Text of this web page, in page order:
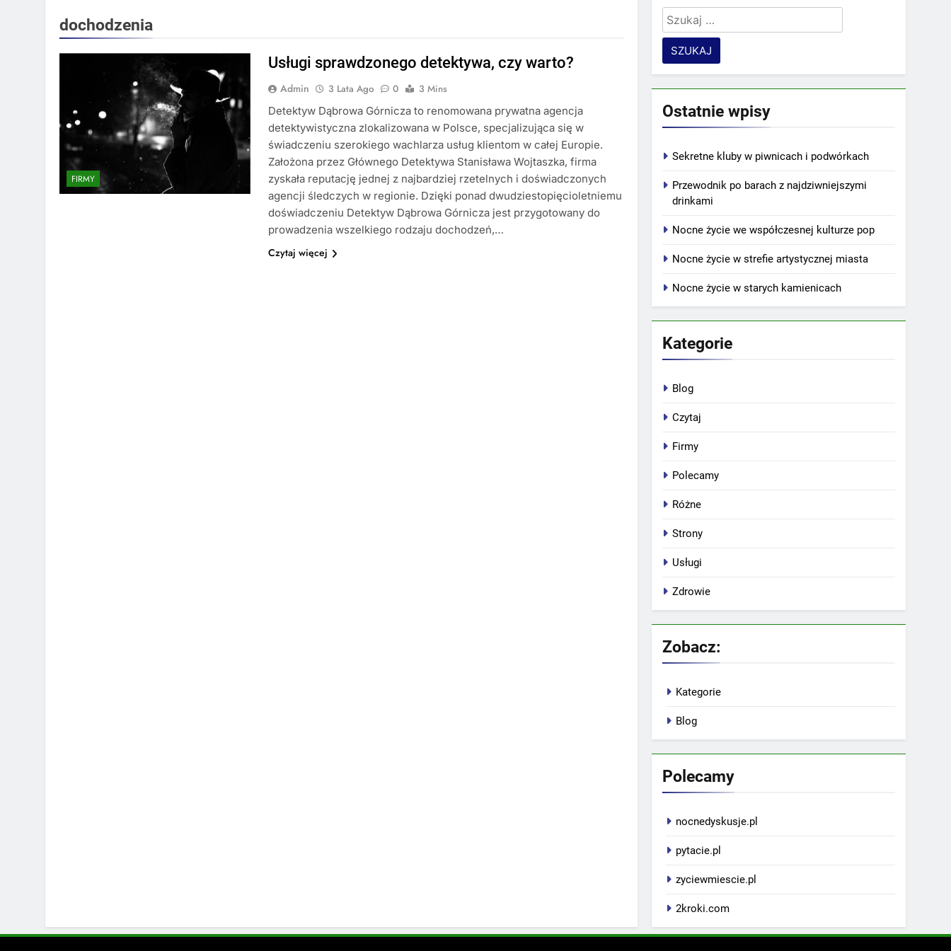
dochodzenia
FIRMY
Usługi sprawdzonego detektywa, czy warto?
Admin 3 Lata Ago 0
3 Mins
Detektyw Dąbrowa Górnicza to renomowana prywatna agencja
detektywistyczna zlokalizowana w Polsce, specjalizująca się w
świadczeniu szerokiego wachlarza usług klientom w całej Europie.
Założona przez Głównego Detektywa Stanisława Wojtaszka, firma
zyskała reputację jednej z najbardziej rzetelnych i doświadczonych
agencji śledczych w regionie. Dzięki ponad dwudziestopięcioletniemu
doświadczeniu Detektyw Dąbrowa Górnicza jest przygotowany do
prowadzenia wszelkiego rodzaju dochodzeń,…
Czytaj więcej
Szukaj:
Ostatnie wpisy
Sekretne kluby w piwnicach i podwórkach
Przewodnik po barach z najdziwniejszymi
drinkami
Nocne życie we współczesnej kulturze pop
Nocne życie w strefie artystycznej miasta
Nocne życie w starych kamienicach
Kategorie
Blog
Czytaj
Firmy
Polecamy
Różne
Strony
Usługi
Zdrowie
Zobacz:
Kategorie
Blog
Polecamy
nocnedyskusje.pl
pytacie.pl
zyciewmiescie.pl
2kroki.com